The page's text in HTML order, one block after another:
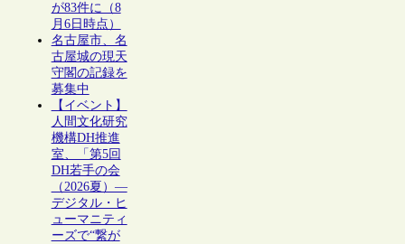
が83件に（8
月6日時点）
名古屋市、名
古屋城の現天
守閣の記録を
募集中
【イベント】
人間文化研究
機構DH推進
室、「第5回
DH若手の会
（2026夏）―
デジタル・ヒ
ューマニティ
ーズで“繋が